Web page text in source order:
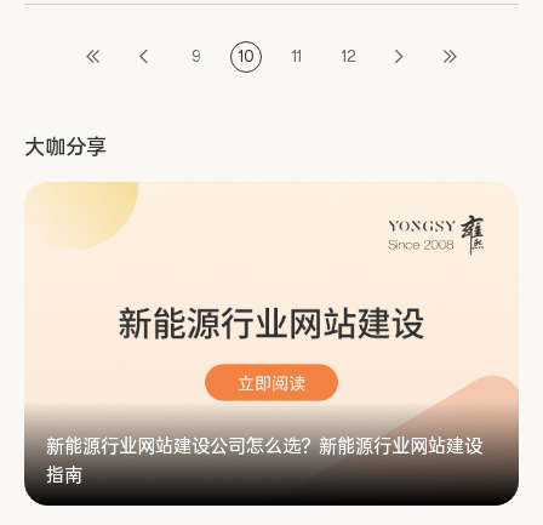
9 10 11 12
大咖分享
新能源行业网站建设公司怎么选？新能源行业网站建设
指南